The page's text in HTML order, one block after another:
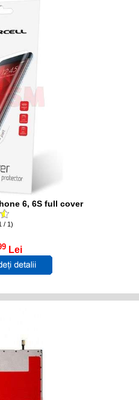
6, 6S full cover
/ 1)
Lei